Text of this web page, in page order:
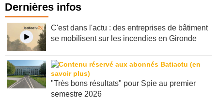
Dernières infos
C'est dans l'actu : des entreprises de bâtiment
se mobilisent sur les incendies en Gironde
"Très bons résultats" pour Spie au premier
semestre 2026